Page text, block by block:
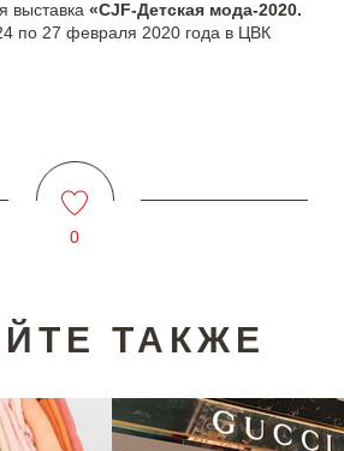
выставка «CJF-Детская мода-2020.
по 27 февраля 2020 года в ЦВК
0
ТАКЖЕ